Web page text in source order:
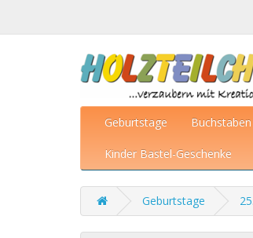
Geburtstage Buchstaben
Kinder Bastel-Geschenke
Geburtstage